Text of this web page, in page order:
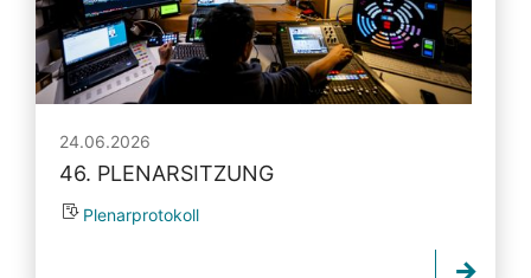
24.06.2026
46. PLENARSITZUNG
Plenarprotokoll